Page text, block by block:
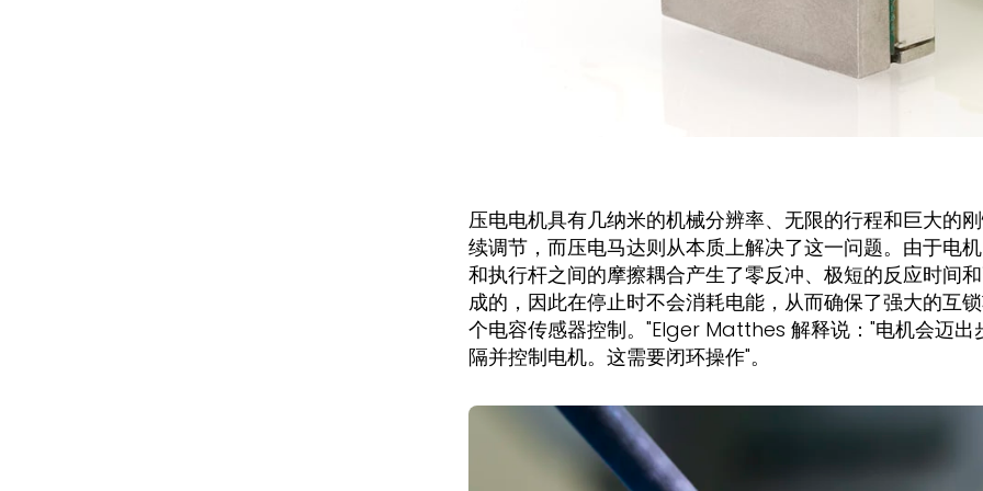
压电电机具有几纳米的机械分辨率、无限的行程和巨大的
续调节，而压电马达则从本质上解决了这一问题。由于电
和执行杆之间的摩擦耦合产生了零反冲、极短的反应时间
成的，因此在停止时不会消耗电能，从而确保了强大的互
个电容传感器控制。"Elger Matthes 解释说："电机会迈
隔并控制电机。这需要闭环操作"。